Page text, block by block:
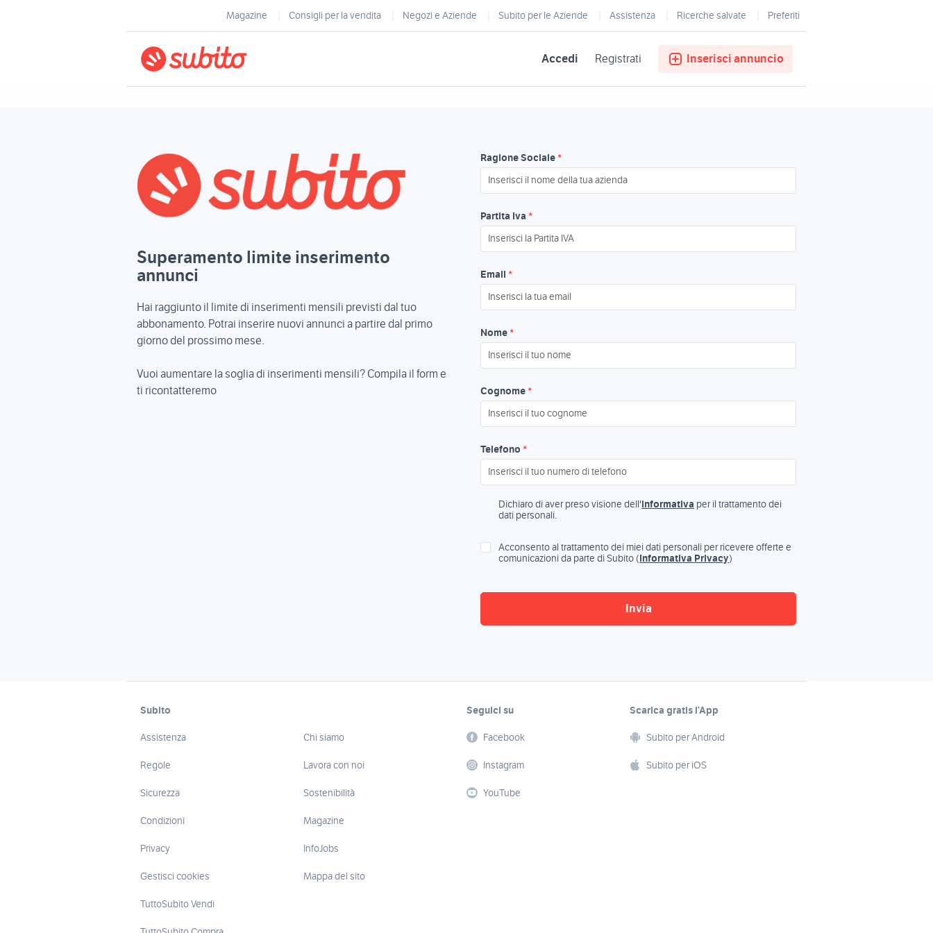
Magazine Consigli per la vendita Negozi e Aziende Subito per le Aziende Assistenza Ricerche salvate Preferiti
Accedi Registrati Inserisci annuncio
Superamento limite inserimento
annunci
Hai raggiunto il limite di inserimenti mensili previsti dal tuo
abbonamento. Potrai inserire nuovi annunci a partire dal primo
giorno del prossimo mese.
Vuoi aumentare la soglia di inserimenti mensili? Compila il form e
ti ricontatteremo
Ragione Sociale *
Partita Iva *
Email *
Nome *
Cognome *
Telefono *
Dichiaro di aver preso visione dell' informativa per il trattamento dei
dati personali.
Acconsento al trattamento dei miei dati personali per ricevere offerte e
comunicazioni da parte di Subito ( Informativa Privacy)
Subito
Assistenza
Regole
Sicurezza
Condizioni
Privacy
Gestisci cookies
TuttoSubito Vendi
Chi siamo
Lavora con noi
Sostenibilità
Magazine
InfoJobs
Mappa del sito
Seguici su
Facebook
Instagram
YouTube
Scarica gratis l’App
Subito per Android
Subito per iOS